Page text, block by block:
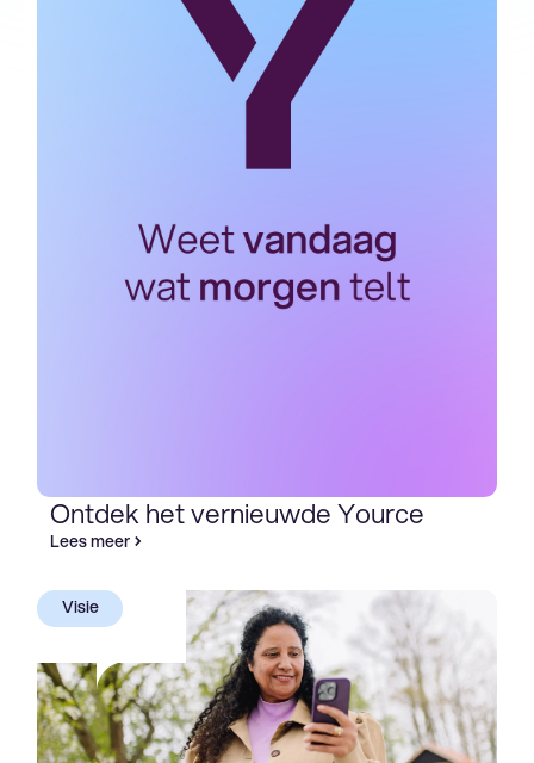
Ontdek het vernieuwde Yource
Lees meer
Visie